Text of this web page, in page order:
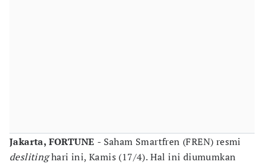
Jakarta, FORTUNE - Saham Smartfren (FREN) resmi
deslitinghari ini, Kamis (17/4). Hal ini diumumkan